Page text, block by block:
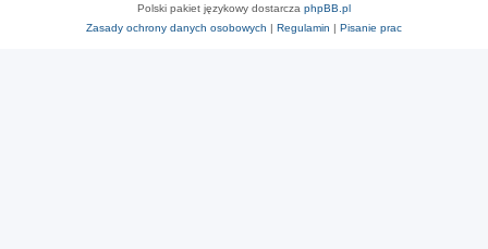
Polski pakiet językowy dostarcza phpBB.pl
Zasady ochrony danych osobowych | Regulamin | Pisanie prac